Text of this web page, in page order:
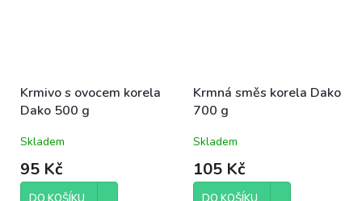
Krmivo s ovocem korela
Dako 500 g
Skladem
95 Kč
Krmná směs korela Dako
700 g
Skladem
105 Kč